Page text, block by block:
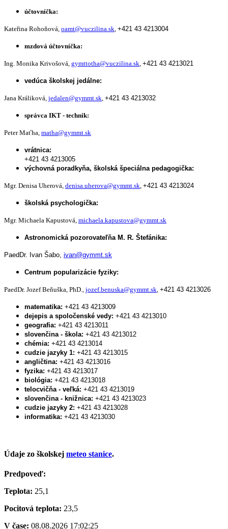
účtovníčka:
Kateřina Rohoňová, oamt@vuczilina.sk, +421 43 4213004
mzdová účtovníčka:
Ing. Monika Krivošová, gymttotha@vuczilina.sk, +421 43 4213021
vedúca školskej jedálne:
Jana Králiková, jedalen@gymmt.sk, +421 43 4213032
správca IKT - technik:
Peter Maťha, matha@gymmt.sk
vrátnica:
+421 43 4213005
výchovná poradkyňa, školská špeciálna pedagogička:
Mgr. Denisa Uherová, denisa.uherova@gymmt.sk, +421 43 4213024
školská psychologička:
Mgr. Michaela Kapustová, michaela.kapustova@gymmt.sk
Astronomická pozorovateľňa M. R. Štefánika:
PaedDr. Ivan Šabo, ivan@gymmt.sk
Centrum popularizácie fyziky:
PaedDr. Jozef Beňuška, PhD., jozef.benuska@gymmt.sk, +421 43 4213026
matematika: +421 43 4213009
dejepis a spoločenské vedy: +421 43 4213010
geografia: +421 43 4213011
slovenčina - škola: +421 43 4213012
chémia: +421 43 4213014
cudzie jazyky 1: +421 43 4213015
angličtina: +421 43 4213016
fyzika: +421 43 4213017
biológia: +421 43 4213018
telocvičňa - veľká: +421 43 4213019
slovenčina - knižnica: +421 43 4213023
cudzie jazyky 2: +421 43 4213028
informatika: +421 43 4213030
Údaje zo školskej meteo stanice.
Predpoveď:
Teplota: 25,1
Pocitová teplota: 23,5
V čase: 08.08.2026 17:02:25